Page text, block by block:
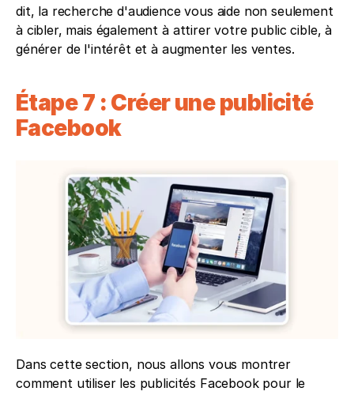
dit, la recherche d'audience vous aide non seulement
à cibler, mais également à attirer votre public cible, à
générer de l'intérêt et à augmenter les ventes.
Étape 7 : Créer une publicité
Facebook
Dans cette section, nous allons vous montrer
comment utiliser les publicités Facebook pour le